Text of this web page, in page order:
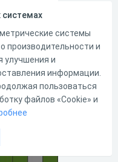
0
системах
системы
производительности и
улучшения и
информации.
пользоваться
файлов «Cookie» и